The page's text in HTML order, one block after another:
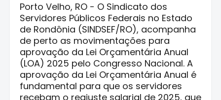
Porto Velho, RO - O Sindicato dos
Servidores Públicos Federais no Estado
de Rondônia (SINDSEF/RO), acompanha
de perto as movimentações para
aprovação da Lei Orçamentária Anual
(LOA) 2025 pelo Congresso Nacional. A
aprovação da Lei Orçamentária Anual é
fundamental para que os servidores
recebam o reajuste salarial de 2025, que